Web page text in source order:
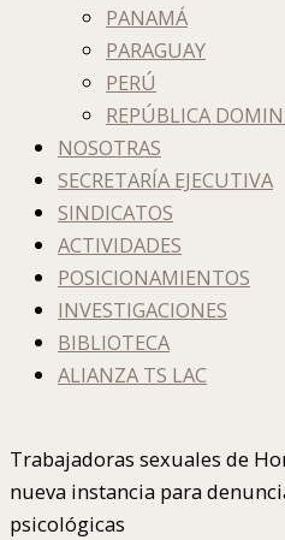
PANAMÁ
PARAGUAY
PERÚ
REPÚBLICA
NOSOTRAS
SECRETARÍA EJECUTIVA
SINDICATOS
ACTIVIDADES
POSICIONAMIENTOS
INVESTIGACIONES
BIBLIOTECA
ALIANZA TS LAC
Trabajadoras sexuales de
nueva instancia para
psicológicas